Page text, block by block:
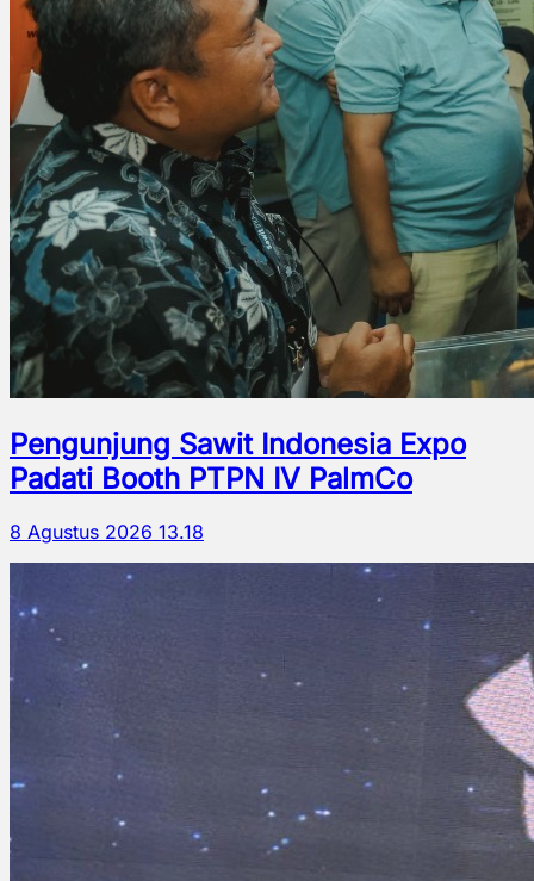
Pengunjung Sawit Indonesia Expo
Padati Booth PTPN IV PalmCo
8 Agustus 2026 13.18